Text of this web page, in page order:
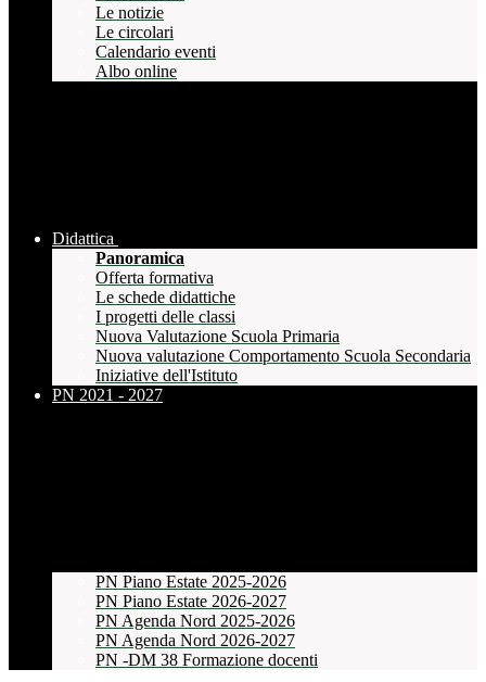
Le notizie
Le circolari
Calendario eventi
Albo online
Didattica
Panoramica
Offerta formativa
Le schede didattiche
I progetti delle classi
Nuova Valutazione Scuola Primaria
Nuova valutazione Comportamento Scuola Secondaria
Iniziative dell'Istituto
PN 2021 - 2027
PN Piano Estate 2025-2026
PN Piano Estate 2026-2027
PN Agenda Nord 2025-2026
PN Agenda Nord 2026-2027
PN -DM 38 Formazione docenti